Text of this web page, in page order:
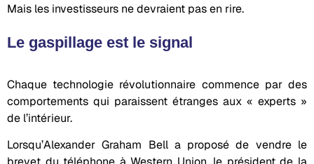
Mais les investisseurs ne devraient pas en rire.
Le gaspillage est le signal
Chaque technologie révolutionnaire commence par des
comportements qui paraissent étranges aux « experts »
de l’intérieur.
Lorsqu’Alexander Graham Bell a proposé de vendre le